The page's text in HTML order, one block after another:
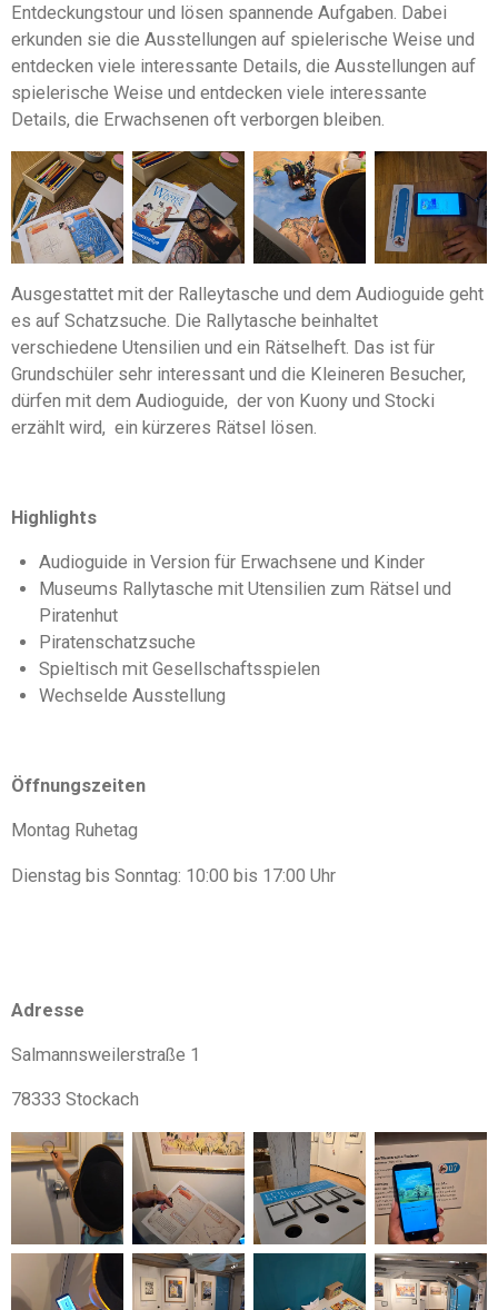
Entdeckungstour und lösen spannende Aufgaben. Dabei
erkunden sie die Ausstellungen auf spielerische Weise und
entdecken viele interessante Details, die Ausstellungen auf
spielerische Weise und entdecken viele interessante
Details, die Erwachsenen oft verborgen bleiben.
Ausgestattet mit der Ralleytasche und dem Audioguide geht
es auf Schatzsuche. Die Rallytasche beinhaltet
verschiedene Utensilien und ein Rätselheft. Das ist für
Grundschüler sehr interessant und die Kleineren Besucher,
dürfen mit dem Audioguide, der von Kuony und Stocki
erzählt wird, ein kürzeres Rätsel lösen.
Highlights
Audioguide in Version für Erwachsene und Kinder
Museums Rallytasche mit Utensilien zum Rätsel und
Piratenhut
Piratenschatzsuche
Spieltisch mit Gesellschaftsspielen
Wechselde Ausstellung
Öffnungszeiten
Montag Ruhetag
Dienstag bis Sonntag: 10:00 bis 17:00 Uhr
Adresse
Salmannsweilerstraße 1
78333 Stockach